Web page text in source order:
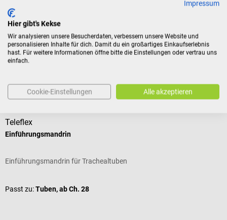
Produktidentifikation
Bewertungen
Kunden kauften auch
Teleflex
Einführungsmandrin
Einführungsmandrin für Trachealtuben
Passt zu:Tuben, ab Ch. 28
Impressum
Hier gibt's Kekse
Wir analysieren unsere Besucherdaten, verbessern unsere Website und
personalisieren Inhalte für dich. Damit du ein großartiges Einkaufserlebnis
hast. Für weitere Informationen öffne bitte die Einstellungen oder vertrau uns
einfach.
Cookie-Einstellungen Alle akzeptieren